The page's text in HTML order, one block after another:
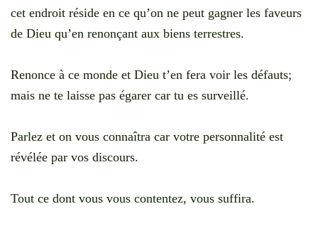
cet endroit réside en ce qu’on ne peut gagner les faveurs
de Dieu qu’en renonçant aux biens terrestres.
Renonce à ce monde et Dieu t’en fera voir les défauts;
mais ne te laisse pas égarer car tu es surveillé.
Parlez et on vous connaîtra car votre personnalité est
révélée par vos discours.
Tout ce dont vous vous contentez, vous suffira.